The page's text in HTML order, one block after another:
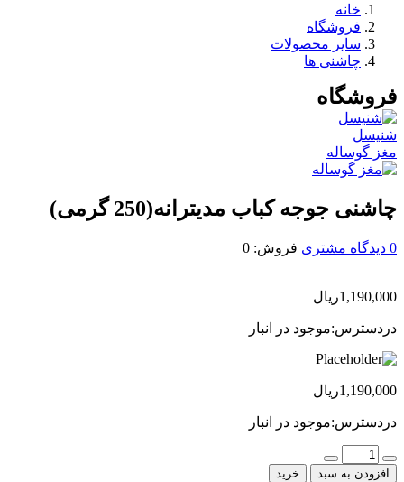
خانه
فروشگاه
سایر محصولات
چاشنی ها
فروشگاه
شنیسل
مغز گوساله
چاشنی جوجه کباب مدیترانه(250 گرمی)
دیدگاه مشتری فروش:0
1,190,000 ریال
دردسترس: موجود در انبار
1,190,000 ریال
دردسترس: موجود در انبار
تعداد
افزودن به سبد خرید